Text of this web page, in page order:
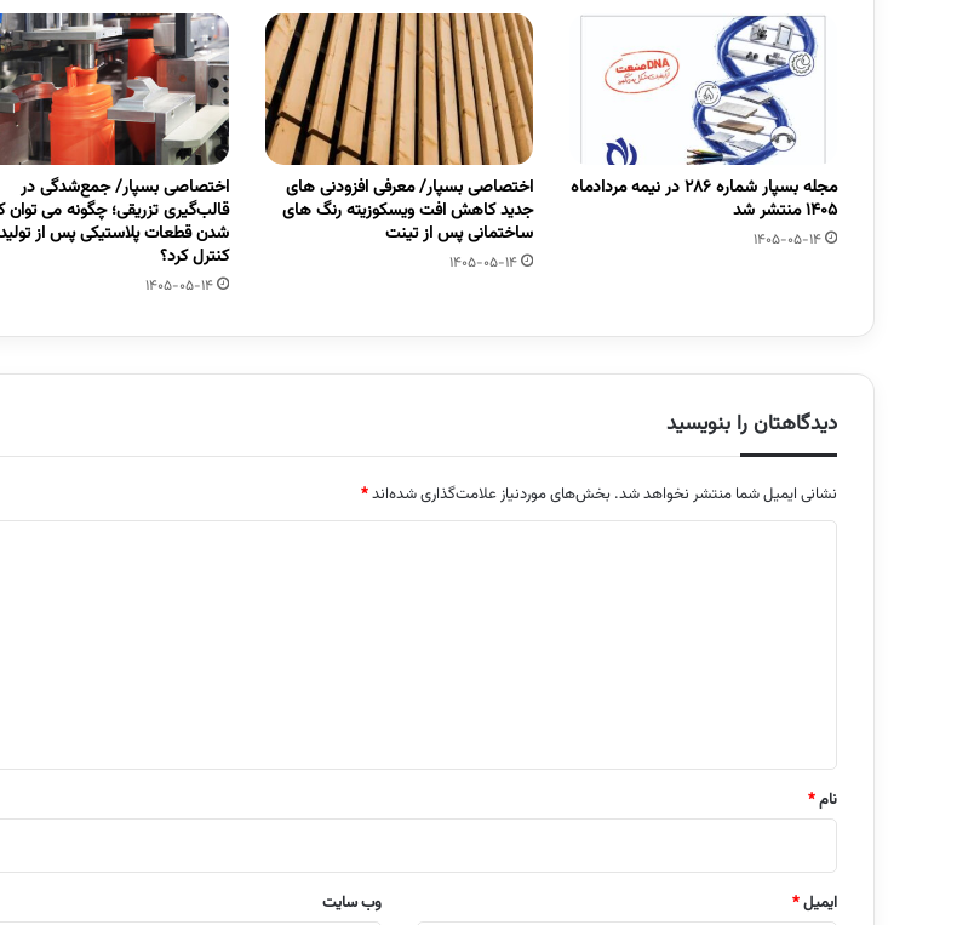
مجله بسپار شماره 286 در نیمه مردادماه
1405 منتشر شد
1405-05-14
اختصاصی بسپار/ معرفی افزودنی های
جدید کاهش افت ویسکوزیته رنگ های
ساختمانی پس از تینت
1405-05-14
اختصاصی بسپار/ جمع‌شدگی در
قالب‌گیری تزریقی؛ چگونه می
شدن قطعات پلاستیکی پس از تولید
کنترل کرد؟
1405-05-14
دیدگاهتان را بنویسید
نشانی ایمیل شما منتشر نخواهد شد. بخش‌های موردنیاز علامت‌گذاری شده‌اند*
نام*
ایمیل* وب‌ سایت